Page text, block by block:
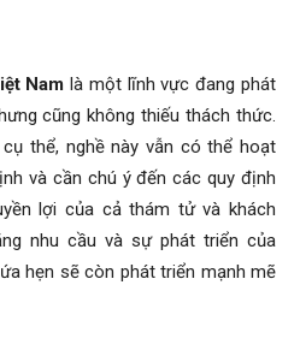
Nam là một lĩnh vực đang phát
cũng không thiếu thách thức.
thể, nghề này vẫn có thể hoạt
và cần chú ý đến các quy định
lợi của cả thám tử và khách
nhu cầu và sự phát triển của
hẹn sẽ còn phát triển mạnh mẽ